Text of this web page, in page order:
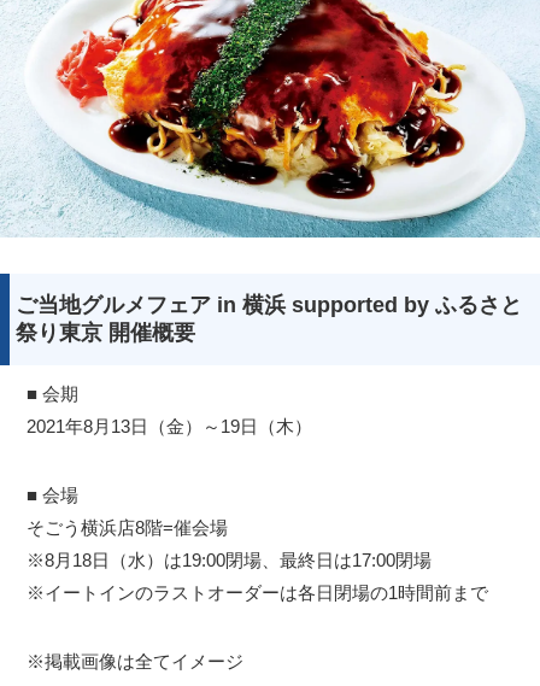
ご当地グルメフェア in 横浜 supported by ふるさと
祭り東京 開催概要
■ 会期
2021年8月13日（金）～19日（木）
■ 会場
そごう横浜店8階=催会場
※8月18日（水）は19:00閉場、最終日は17:00閉場
※イートインのラストオーダーは各日閉場の1時間前まで
※掲載画像は全てイメージ